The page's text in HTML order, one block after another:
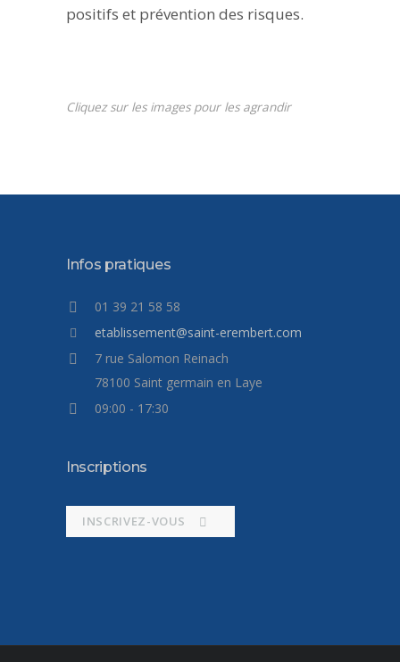
positifs et prévention des risques.
Cliquez sur les images pour les agrandir
Infos pratiques
01 39 21 58 58
etablissement@saint-erembert.com
7 rue Salomon Reinach
78100 Saint germain en Laye
09:00 - 17:30
Inscriptions
INSCRIVEZ-VOUS